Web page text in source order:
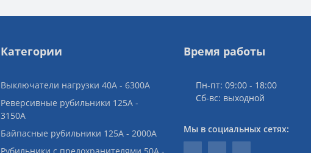
Категории
Выключатели нагрузки 40A - 6300A
Реверсивные рубильники 125A -
3150A
Байпасные рубильники 125A - 2000A
Время работы
Пн-пт: 09:00 - 18:00
Cб-вс: выходной
Мы в социальных сетях: